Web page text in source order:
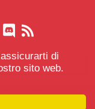
di
sito web.
chi Legge-